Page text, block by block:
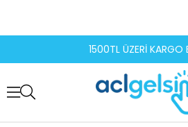
1500TL ÜZERİ KARGO